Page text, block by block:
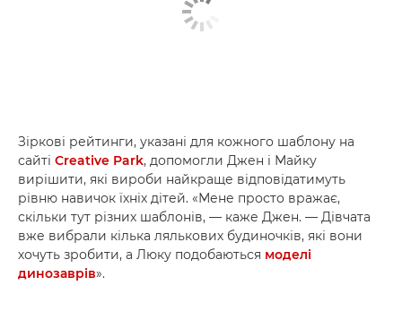
Зіркові рейтинги, указані для кожного шаблону на
сайті Creative Park, допомогли Джен і Майку
вирішити, які вироби найкраще відповідатимуть
рівню навичок їхніх дітей. «Мене просто вражає,
скільки тут різних шаблонів, — каже Джен. — Дівчата
вже вибрали кілька лялькових будиночків, які вони
хочуть зробити, а Люку подобаються моделі
динозаврів».